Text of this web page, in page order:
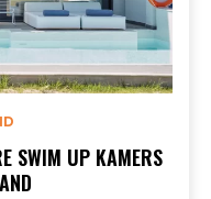
SWIM UP KAMERS